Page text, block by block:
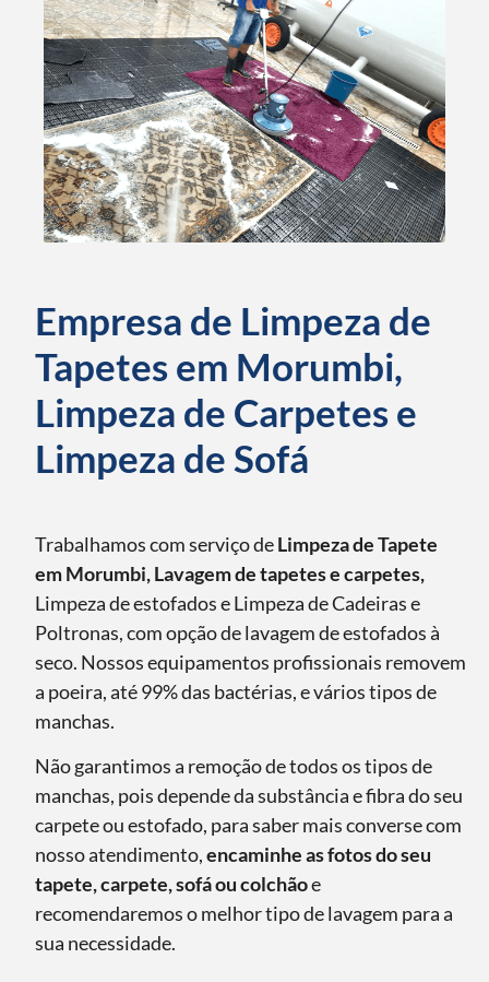
Empresa de Limpeza de
Tapetes em Morumbi,
Limpeza de Carpetes e
Limpeza de Sofá
Trabalhamos com serviço deLimpeza de Tapete
em Morumbi, Lavagem de tapetes e carpetes,
Limpeza de estofados e Limpeza de Cadeiras e
Poltronas, com opção de lavagem de estofados à
seco. Nossos equipamentos profissionais removem
a poeira, até 99% das bactérias, e vários tipos de
manchas.
Não garantimos a remoção de todos os tipos de
manchas, pois depende da substância e fibra do seu
carpete ou estofado, para saber mais converse com
nosso atendimento,encaminhe as fotos do seu
tapete, carpete, sofá ou colchãoe
recomendaremos o melhor tipo de lavagem para a
sua necessidade.